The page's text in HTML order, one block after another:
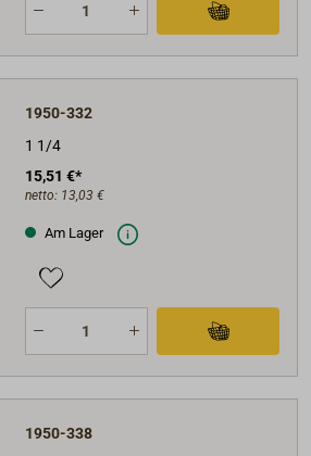
1950-332
1 1/4
15,51 €*
netto: 13,03 €
Am Lager
1950-338